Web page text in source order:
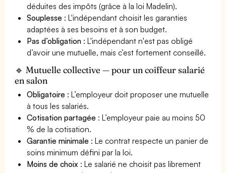
déduites des impôts (grâce à la loi Madelin).
Souplesse : L'indépendant choisit les garanties
adaptées à ses besoins et à son budget.
Pas d’obligation : L'indépendant n'est pas obligé
d’avoir une mutuelle, mais c’est fortement conseillé.
🔹 Mutuelle collective — pour un coiffeur salarié
en salon
Obligatoire : L’employeur doit proposer une mutuelle
à tous les salariés.
Cotisation partagée : L’employeur paie au moins 50
% de la cotisation.
Garantie minimale : Le contrat respecte un panier de
soins minimum défini par la loi.
Moins de choix : Le salarié ne choisit pas librement